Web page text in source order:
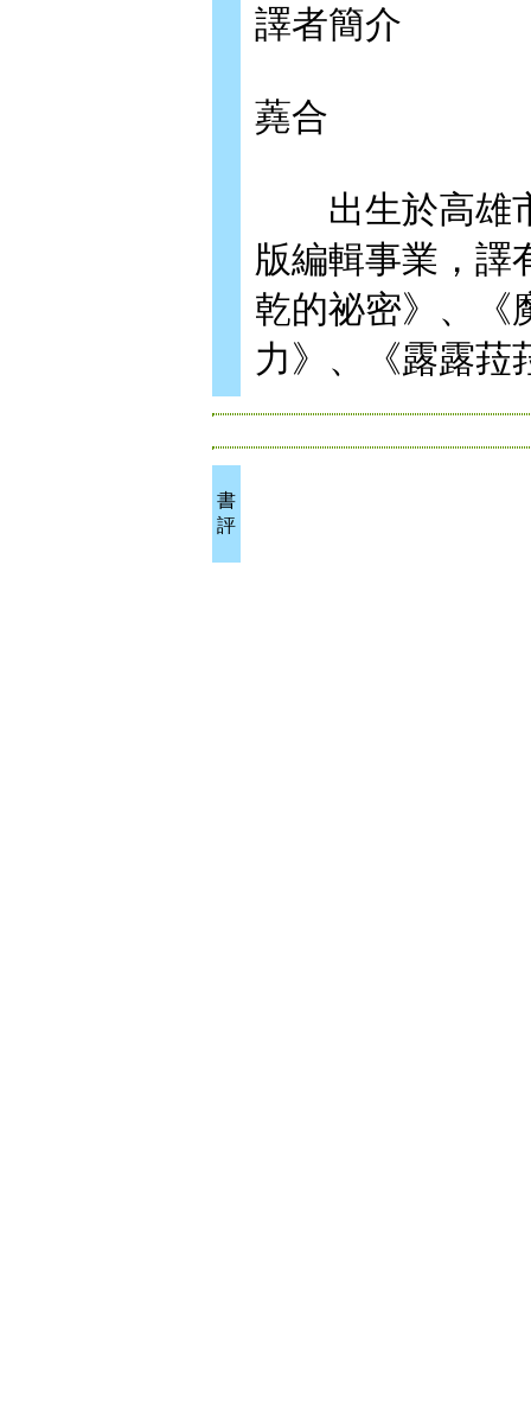
譯者簡介
蕘合
出生於高雄市
版編輯事業，譯
乾的祕密》、《
力》、《露露菈
書
評